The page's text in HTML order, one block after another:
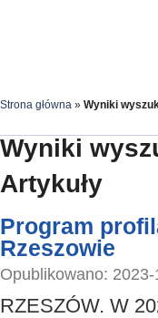
Strona główna » Wyniki
Wyniki
Artykuły
Program
Rzeszowie
Opublikowano:
RZESZÓW. W